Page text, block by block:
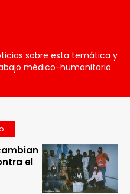
sobre esta temática y
médico-humanitario
el